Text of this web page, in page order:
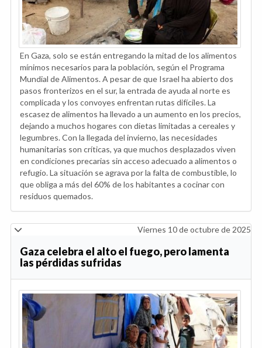
En Gaza, solo se están entregando la mitad de los alimentos
mínimos necesarios para la población, según el Programa
Mundial de Alimentos. A pesar de que Israel ha abierto dos
pasos fronterizos en el sur, la entrada de ayuda al norte es
complicada y los convoyes enfrentan rutas difíciles. La
escasez de alimentos ha llevado a un aumento en los precios,
dejando a muchos hogares con dietas limitadas a cereales y
legumbres. Con la llegada del invierno, las necesidades
humanitarias son críticas, ya que muchos desplazados viven
en condiciones precarias sin acceso adecuado a alimentos o
refugio. La situación se agrava por la falta de combustible, lo
que obliga a más del 60% de los habitantes a cocinar con
residuos quemados.
Viernes 10 de octubre de 2025
Gaza celebra el alto el fuego, pero lamenta
las pérdidas sufridas